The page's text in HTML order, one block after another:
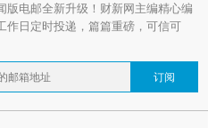
版电邮全新升级！财新网主编精心编
作日定时投递，篇篇重磅，可信可
订阅